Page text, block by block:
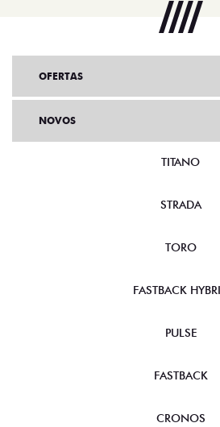
OFERTAS
NOVOS
TITANO
STRADA
TORO
FASTBACK
PULSE
FASTBACK
CRONOS